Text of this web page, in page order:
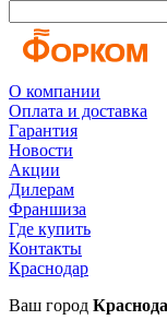
О компании
Оплата и доставка
Гарантия
Новости
Акции
Дилерам
Франшиза
Где купить
Контакты
Краснодар
Ваш город